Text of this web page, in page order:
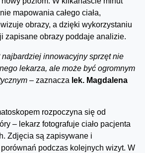
mapowania całego ciała,
obrazy, a dzięki wykorzystaniu
zapisane obrazy poddaje analizie.
innowacyjny sprzęt nie
lekarza, ale może być ogromnym
– zaznacza lek. Magdalena
rozpoczyna się od
– lekarz fotografuje ciało pacjenta
Zdjęcia są zapisywane i
podczas kolejnych wizyt. W